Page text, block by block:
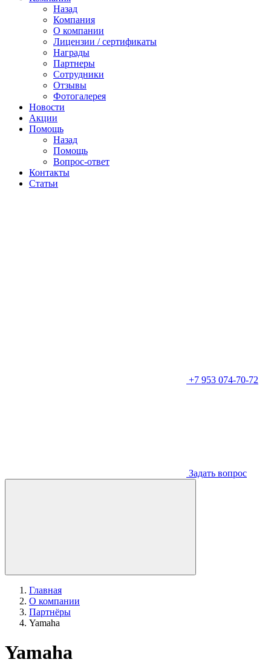
Назад
Компания
О компании
Лицензии / сертификаты
Награды
Партнеры
Сотрудники
Отзывы
Фотогалерея
Новости
Акции
Помощь
Назад
Помощь
Вопрос-ответ
Контакты
Статьи
+7 953 074-70-72
Задать вопрос
Главная
О компании
Партнёры
Yamaha
Yamaha